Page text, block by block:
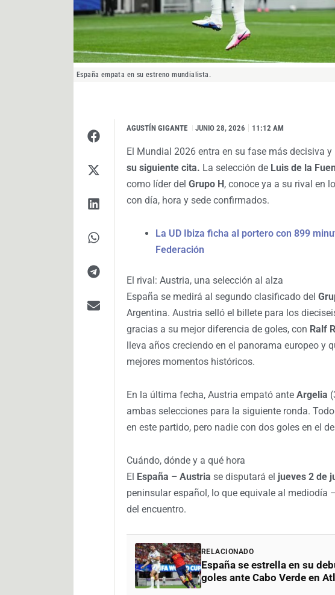
España empata en su estreno mundialista.
AGUSTÍN GIGANTE I JUNIO 28, 2026 11:12 AM
El Mundial 2026 entra en su fase más decisiva y
su siguiente cita. La selección de Luis de la
como líder del Grupo H, conoce ya a su rival en
con día, hora y sede confirmados.
La UD Ibiza ficha al portero con 899
Federación
El rival: Austria, una selección al alza
España se medirá al segundo clasificado del
Argentina. Austria selló el billete para los
gracias a su mejor diferencia de goles, con Ralf
lleva años creciendo en el panorama europeo y
mejores momentos históricos.
En la última fecha, Austria empató ante Argelia
ambas selecciones para la siguiente ronda.
en este partido, pero nadie con dos goles en el
Cuándo, dónde y a qué hora
El España – Austria se disputará el jueves 2 de
peninsular español, lo que equivale al mediodía
del encuentro.
RELACIONADO
España se estrella en su
goles ante Cabo Verde en